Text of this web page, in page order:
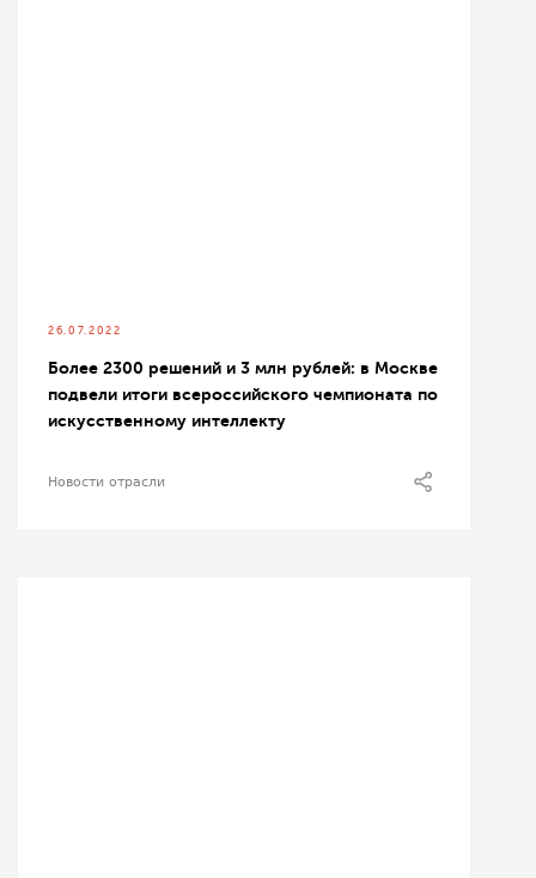
26.07.2022
Более 2300 решений и 3 млн рублей: в Москве
подвели итоги всероссийского чемпионата по
искусственному интеллекту
Новости отрасли